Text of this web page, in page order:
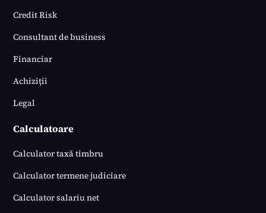
Credit Risk
Consultant de business
Financiar
Achiziții
Legal
Calculatoare
Calculator taxă timbru
Calculator termene judiciare
Calculator salariu net